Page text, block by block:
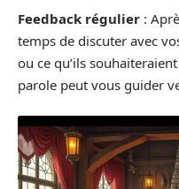
Feedback régulier :
temps de discuter avec
ou ce qu’ils
parole peut vous guider